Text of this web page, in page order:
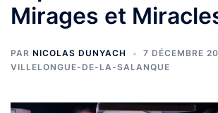
Mirages et
PAR NICOLAS DUNYACH
7 DÉCEMBRE
VILLELONGUE-DE-LA-SALANQUE